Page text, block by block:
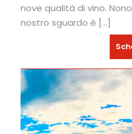
nove qualità di vino.
nostro sguardo è […]